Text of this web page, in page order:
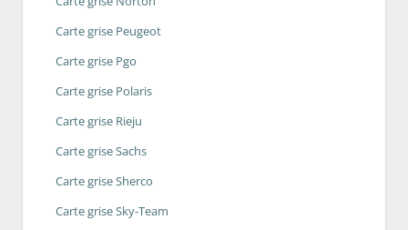
Carte grise Peugeot
Carte grise Pgo
Carte grise Polaris
Carte grise Rieju
Carte grise Sachs
Carte grise Sherco
Carte grise Sky-Team